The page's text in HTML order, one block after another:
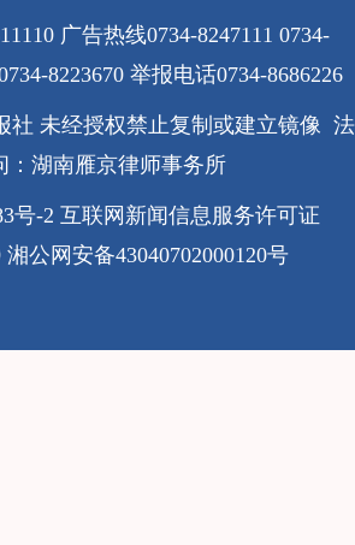
广告热线0734-8247111 0734-
8223670 举报电话0734-8686226
社 未经授权禁止复制或建立镜像 法
：湖南雁京律师事务所
号-2 互联网新闻信息服务许可证
湘公网安备43040702000120号